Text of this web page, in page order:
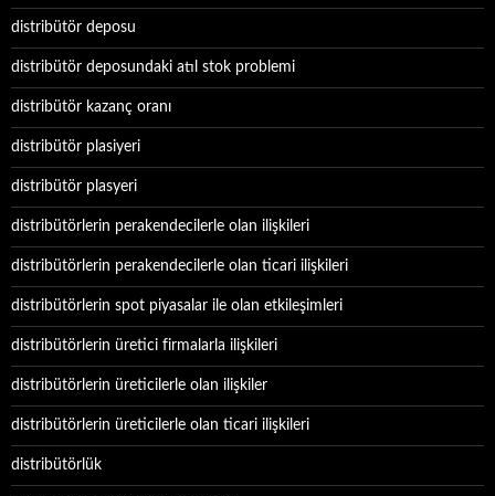
distribütör deposu
distribütör deposundaki atıl stok problemi
distribütör kazanç oranı
distribütör plasiyeri
distribütör plasyeri
distribütörlerin perakendecilerle olan ilişkileri
distribütörlerin perakendecilerle olan ticari ilişkileri
distribütörlerin spot piyasalar ile olan etkileşimleri
distribütörlerin üretici firmalarla ilişkileri
distribütörlerin üreticilerle olan ilişkiler
distribütörlerin üreticilerle olan ticari ilişkileri
distribütörlük